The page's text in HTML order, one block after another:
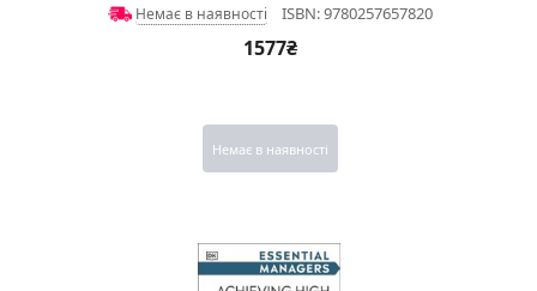
Немає в наявності ISBN: 9780257657820
1577₴
Немає в наявності